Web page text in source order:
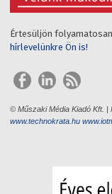
Értesüljön
hírlevelünkre Ön is!
© Műszaki Média Kiadó Kft. |
www.technokrata.hu